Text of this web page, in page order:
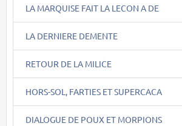
LA MARQUISE FAIT LA LECON A DE
LA DERNIERE DEMENTE
RETOUR DE LA MILICE
HORS-SOL, FARTIES ET SUPERCACA
DIALOGUE DE POUX ET MORPIONS